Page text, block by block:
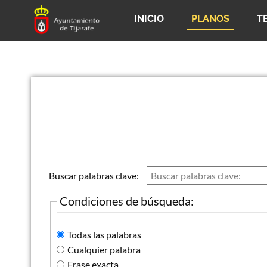
INICIO PLANOS
Buscar palabras clave:
Condiciones de búsqueda:
Todas las palabras
Cualquier palabra
Frase exacta